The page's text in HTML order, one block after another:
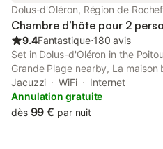
Dolus-d'Oléron, Région de
Chambre d’hôte pour 2
9.4Fantastique⋅180 avis
Set in Dolus-d'Oléron in the
Grande Plage nearby, La
with free private parking, as well
Jacuzzi WiFi
Internet
Annulation gratuite
dès 99 € par nuit